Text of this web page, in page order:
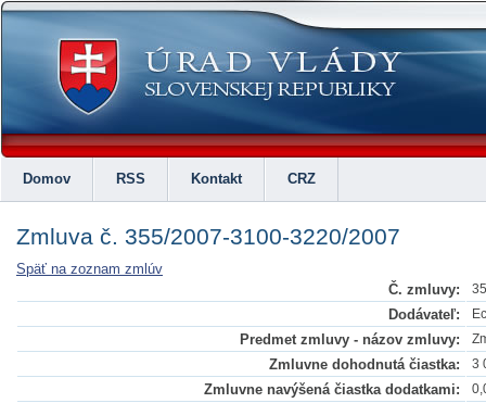
Domov RSS Kontakt CRZ
Zmluva č. 355/2007-3100-3220/2007
Späť na zoznam zmlúv
Č. zmluvy:
Dodávateľ:
Predmet zmluvy - názov zmluvy:
Zmluvne dohodnutá čiastka: 3
Zmluvne navýšená čiastka dodatkami: